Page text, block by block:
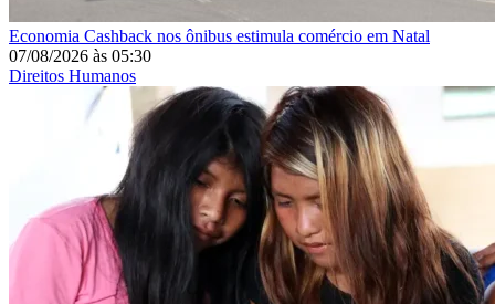
Economia Cashback nos ônibus estimula comércio em Natal
07/08/2026 às 05:30
Direitos Humanos